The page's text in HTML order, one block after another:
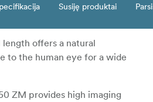
Susiję produktai
offers a natural
to the human eye for a wide
ZM provides high imaging